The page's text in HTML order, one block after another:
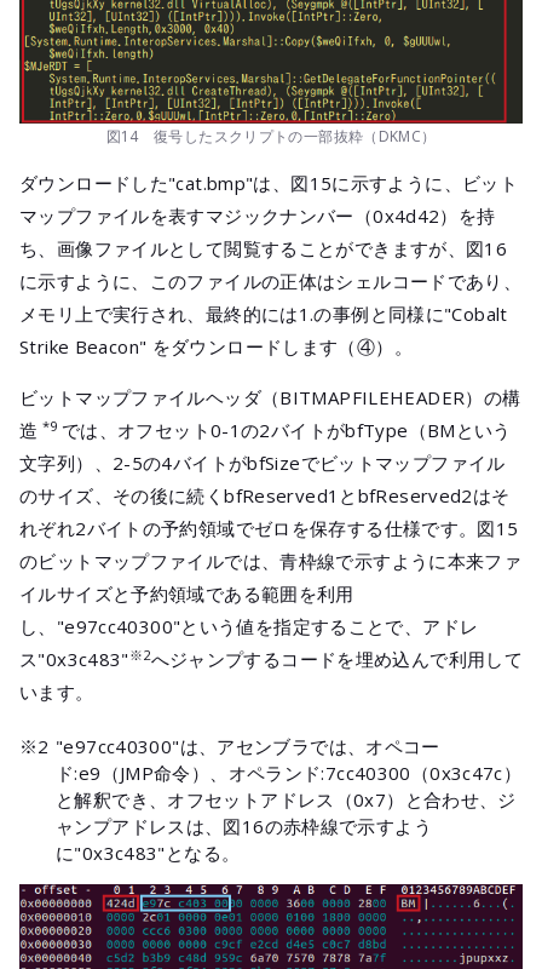
図14 復号したスクリプトの一部抜粋（DKMC）
ダウンロードした"cat.bmp"は、図15に示すように、ビット
マップファイルを表すマジックナンバー（0x4d42）を持
ち、画像ファイルとして閲覧することができますが、図16
に示すように、このファイルの正体はシェルコードであり、
メモリ上で実行され、最終的には1.の事例と同様に"Cobalt
Strike Beacon" をダウンロードします（④）。
ビットマップファイルヘッダ（BITMAPFILEHEADER）の構
造 *9 では、オフセット0-1の2バイトがbfType（BMという
文字列）、2-5の4バイトがbfSizeでビットマップファイル
のサイズ、その後に続くbfReserved1とbfReserved2はそ
れぞれ2バイトの予約領域でゼロを保存する仕様です。図15
のビットマップファイルでは、青枠線で示すように本来ファ
イルサイズと予約領域である範囲を利用
し、"e97cc40300"という値を指定することで、アドレ
ス"0x3c483" ※2へジャンプするコードを埋め込んで利用して
います。
※2 "e97cc40300"は、アセンブラでは、オペコー
ド:e9（JMP命令）、オペランド:7cc40300（0x3c47c）
と解釈でき、オフセットアドレス（0x7）と合わせ、ジ
ャンプアドレスは、図16の赤枠線で示すよう
に"0x3c483"となる。